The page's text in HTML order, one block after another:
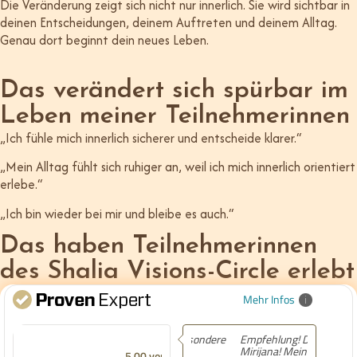
Die Veränderung zeigt sich nicht nur innerlich. Sie wird sichtbar in
deinen Entscheidungen, deinem Auftreten und deinem Alltag.
Genau dort beginnt dein neues Leben.
Das verändert sich spürbar im
Leben meiner Teilnehmerinnen
„Ich fühle mich innerlich sicherer und entscheide klarer.“
„Mein Alltag fühlt sich ruhiger an, weil ich mich innerlich orientiert
erlebe.“
„Ich bin wieder bei mir und bleibe es auch.“
Das haben Teilnehmerinnen
des Shalia Visions-Circle erlebt
Mehr Infos
Empfehlung! Danke liebe
Mirijana! Meine